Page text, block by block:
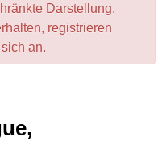
Darstellung.
registrieren
an.